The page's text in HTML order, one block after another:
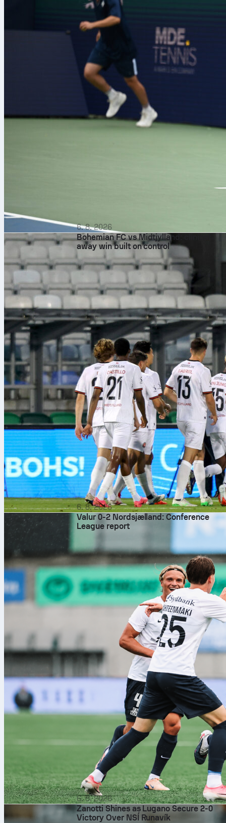
6. 8. 2026
Bohemian FC vs Midtjylland: clinical
away win built on control
6. 8. 2026
Valur 0-2 Nordsjælland: Conference
League report
6. 8. 2026
Zanotti Shines as Lugano Secure 2-0
Victory Over NSÍ Runavík